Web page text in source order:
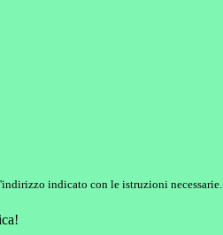
indicato con le istruzioni necessarie.